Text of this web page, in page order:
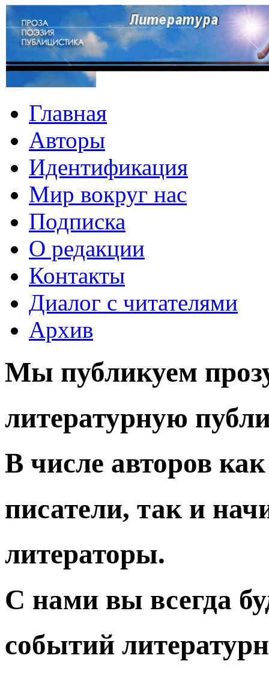
Главная
Авторы
Идентификация
Мир вокруг нас
Подписка
О редакции
Контакты
Диалог с читателями
Архив
Мы публикуем
литературную
В числе авторов
писатели, так и
литераторы.
С нами вы всегда
событий